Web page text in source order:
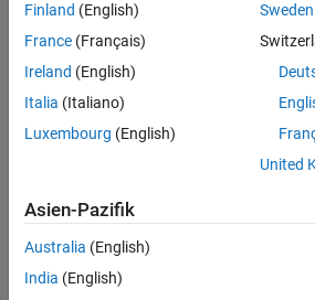
Finland (English)
France (Français)
Ireland (English)
Italia (Italiano)
Luxembourg (English)
Sweden
United
Asien-Pazifik
Australia (English)
India (English)